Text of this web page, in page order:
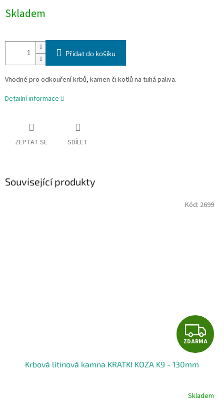
cena:
Skladem
Přidat do košíku
Vhodné pro odkouření krbů, kamen či kotlů na tuhá paliva.
Detailní informace
ZEPTAT SE SDÍLET
Související produkty
Z
D
R
ZDARMA
Krbová litinová kamna KRATKI KOZA K9 - 130mm
Skladem
Kód: 2699